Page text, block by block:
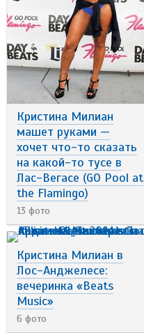
Кристина Милиан
машет руками —
хочет что-то сказать
на какой-то тусе в
Лас-Вегасе (GO Pool at
the Flamingo)
13 фото
Кристина Милиан в
Лос-Анджелесе:
вечеринка «Beats
Music»
6 фото